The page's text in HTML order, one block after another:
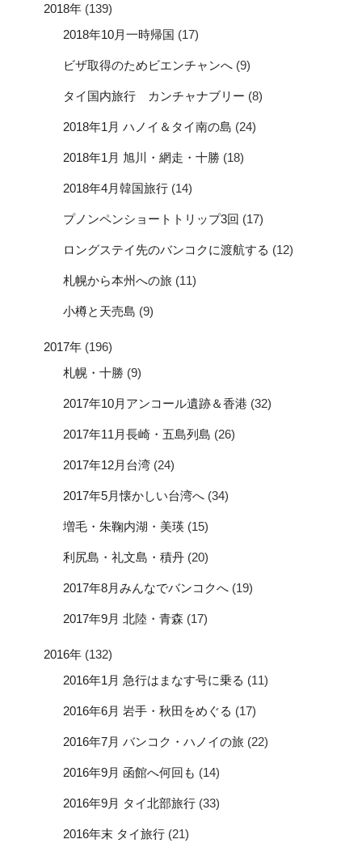
2018年 (139)
2018年10月一時帰国 (17)
ビザ取得のためビエンチャンへ (9)
タイ国内旅行 カンチャナブリー (8)
2018年1月 ハノイ＆タイ南の島 (24)
2018年1月 旭川・網走・十勝 (18)
2018年4月韓国旅行 (14)
プノンペンショートトリップ3回 (17)
ロングステイ先のバンコクに渡航する (12)
札幌から本州への旅 (11)
小樽と天売島 (9)
2017年 (196)
札幌・十勝 (9)
2017年10月アンコール遺跡＆香港 (32)
2017年11月長崎・五島列島 (26)
2017年12月台湾 (24)
2017年5月懐かしい台湾へ (34)
増毛・朱鞠内湖・美瑛 (15)
利尻島・礼文島・積丹 (20)
2017年8月みんなでバンコクへ (19)
2017年9月 北陸・青森 (17)
2016年 (132)
2016年1月 急行はまなす号に乗る (11)
2016年6月 岩手・秋田をめぐる (17)
2016年7月 バンコク・ハノイの旅 (22)
2016年9月 函館へ何回も (14)
2016年9月 タイ北部旅行 (33)
2016年末 タイ旅行 (21)